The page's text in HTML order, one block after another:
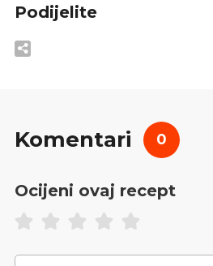
Podijelite
Komentari 0
Ocijeni ovaj recept